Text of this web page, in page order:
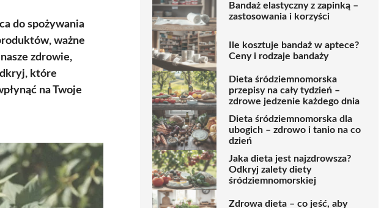
do spożywania
ważne
zdrowie,
które
na Twoje
Bandaż elastyczny z zapinką –
zastosowania i korzyści
Ile kosztuje bandaż w aptece?
Ceny i rodzaje bandaży
Dieta śródziemnomorska
przepisy na cały tydzień –
zdrowe jedzenie każdego dnia
Dieta śródziemnomorska dla
ubogich – zdrowo i tanio na co
dzień
Jaka dieta jest najzdrowsza?
Odkryj zalety diety
śródziemnomorskiej
Zdrowa dieta – co jeść, aby